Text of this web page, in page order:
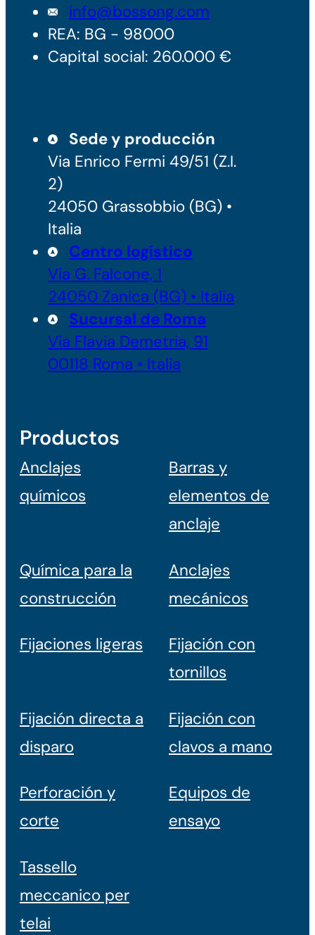
info@bossong.com
REA: BG - 98000
Capital social: 260.000 €
Sede y producción
Via Enrico Fermi 49/51 (Z.I.
2)
24050 Grassobbio (BG) •
Italia
Centro logístico
Via G. Falcone, 1
24050 Zanica (BG) • Italia
Sucursal de Roma
Via Flavia Demetria, 91
00118 Roma • Italia
Productos
Anclajes
químicos
Barras y
elementos de
anclaje
Química para la
construcción
Anclajes
mecánicos
Fijaciones ligeras
Fijación con
tornillos
Fijación directa a
disparo
Fijación con
clavos a mano
Perforación y
corte
Equipos de
ensayo
Tassello
meccanico per
telai